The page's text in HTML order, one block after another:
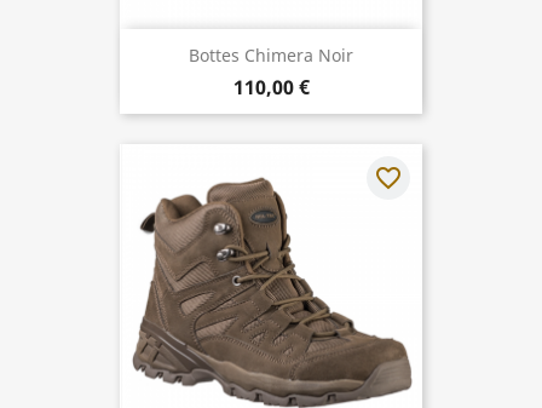
Bottes Chimera Noir
110,00 €
favorite_border